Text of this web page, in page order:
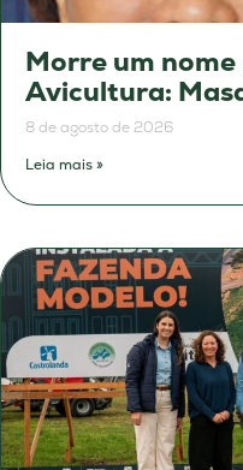
Morre um
Avicultura:
8 de agosto de 2026
Leia mais »